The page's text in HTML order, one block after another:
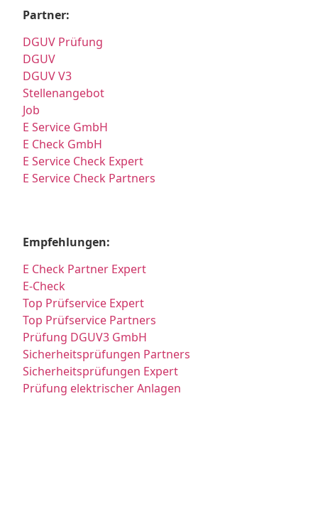
Partner:
DGUV Prüfung
DGUV
DGUV V3
Stellenangebot
Job
E Service GmbH
E Check GmbH
E Service Check Expert
E Service Check Partners
Empfehlungen:
E Check Partner Expert
E-Check
Top Prüfservice Expert
Top Prüfservice Partners
Prüfung DGUV3 GmbH
Sicherheitsprüfungen Partners
Sicherheitsprüfungen Expert
Prüfung elektrischer Anlagen